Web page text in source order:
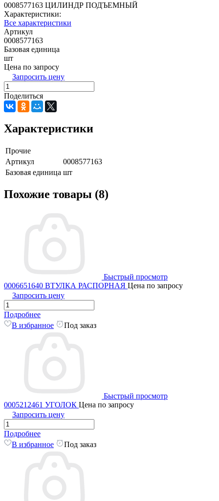
0008577163 ЦИЛИНДР ПОДЪЕМНЫЙ
Характеристики:
Все характеристики
Артикул
0008577163
Базовая единица
шт
Цена по запросу
Запросить цену
Поделиться
Характеристики
Прочие
Артикул
0008577163
Базовая единица шт
Похожие товары (8)
Быстрый просмотр
0006651640 ВТУЛКА РАСПОРНАЯ Цена по запросу
Запросить цену
Подробнее
В избранное
Под заказ
Быстрый просмотр
0005212461 УГОЛОК Цена по запросу
Запросить цену
Подробнее
В избранное
Под заказ